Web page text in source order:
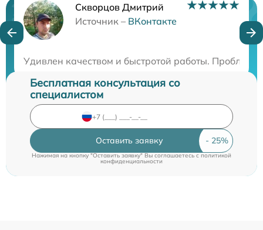
Скворцов Дмитрий
Источник – ВКонтакте
Удивлен качеством и быстротой работы.
Нужна консультация?
Бесплатная консультация со
специалистом
Оставить заявку
Нажимая на кнопку "Оставить заявку" Вы соглашаетесь cполитикой
конфиденциальности